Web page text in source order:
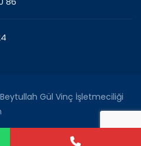
Beytullah Gül Vinç İşletmeciliği